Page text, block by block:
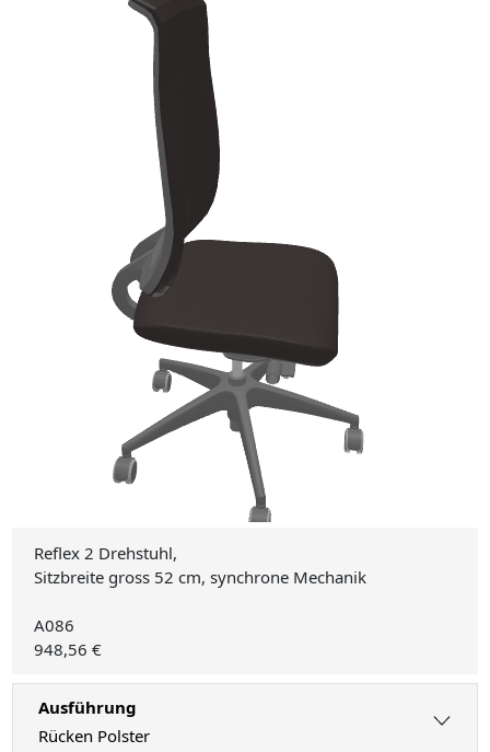
Reflex 2 Drehstuhl,
Sitzbreite gross 52 cm, synchrone Mechanik
A086
948,56 €
Ausführung
Rücken Polster